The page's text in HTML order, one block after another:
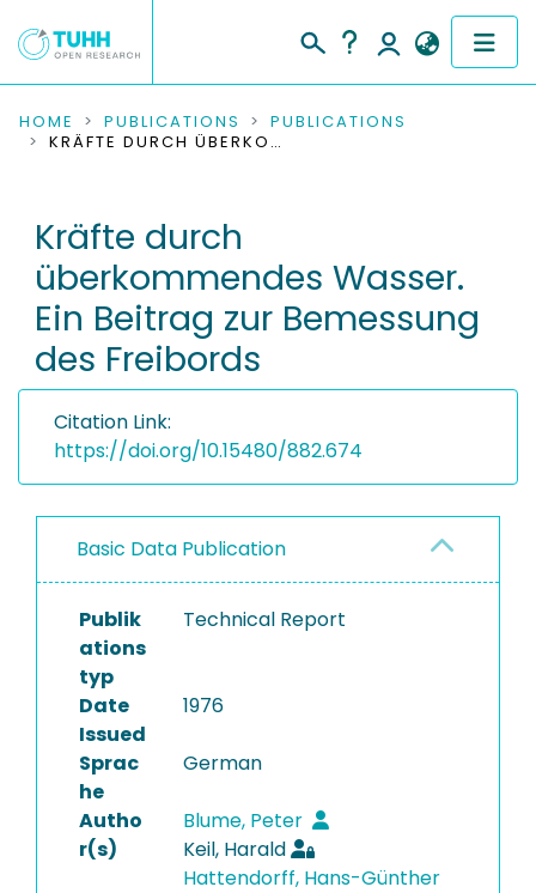
COMMUNITIES & COLLECTIONS
RESEARCH DATA
PEOPLE
INSTITUTIONS
HOME PUBLICATIONS
PUBLICATIONS
KRÄFTE DURCH ÜBERKOMMENDES WASSER. EIN BEITRAG ZUR BEMESSUNG DES FREIBORDS
Kräfte durch
überkommendes Wasser.
Ein Beitrag zur Bemessung
des Freibords
Citation Link:
https://doi.org/10.15480/882.674
Basic Data Publication
Publik
ations
typ
Technical Report
Date
Issued
1976
Sprac
he
German
Autho
r(s)
Blume, Peter
Keil, Harald
Hattendorff, Hans-Günther